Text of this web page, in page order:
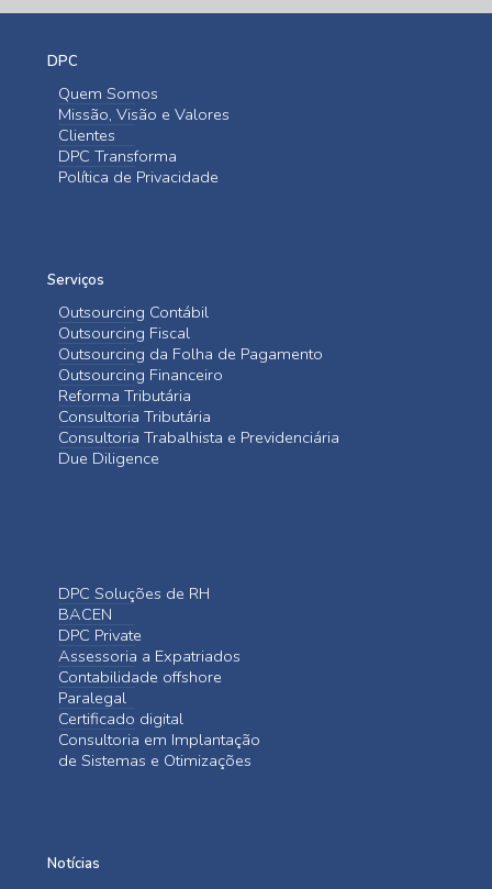
DPC
Quem Somos
Missão, Visão e Valores
Clientes
DPC Transforma
Política de Privacidade
Serviços
Outsourcing Contábil
Outsourcing Fiscal
Outsourcing da Folha de Pagamento
Outsourcing Financeiro
Reforma Tributária
Consultoria Tributária
Consultoria Trabalhista e Previdenciária
Due Diligence
DPC Soluções de RH
BACEN
DPC Private
Assessoria a Expatriados
Contabilidade offshore
Paralegal
Certificado digital
Consultoria em Implantação
de Sistemas e Otimizações
Notícias